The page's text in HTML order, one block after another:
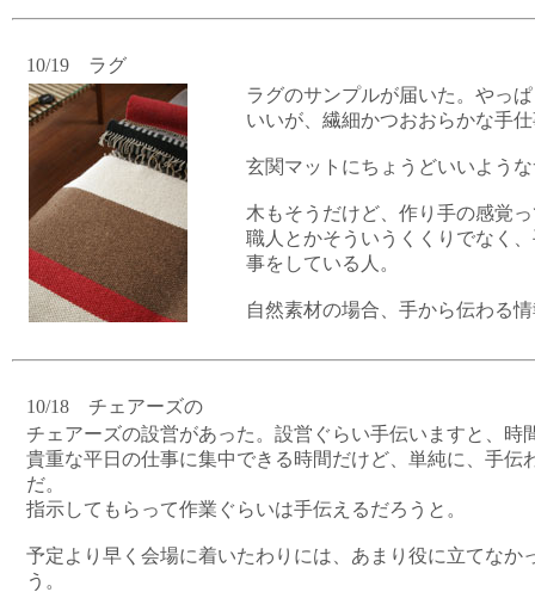
10/19 ラグ
ラグのサンプルが届いた。やっ
いいが、繊細かつおおらかな手
玄関マットにちょうどいいよう
木もそうだけど、作り手の感覚
職人とかそういうくくりでなく
事をしている人。
自然素材の場合、手から伝わる
10/18 チェアーズの
チェアーズの設営があった。設営ぐらい手伝いますと、時
貴重な平日の仕事に集中できる時間だけど、単純に、手伝
だ。
指示してもらって作業ぐらいは手伝えるだろうと。
予定より早く会場に着いたわりには、あまり役に立てなか
う。